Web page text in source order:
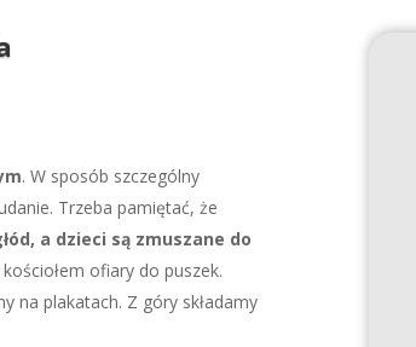
. W sposób szczególny
Trzeba pamiętać, że
a dzieci są zmuszane do
ofiary do puszek.
na plakatach. Z góry składamy